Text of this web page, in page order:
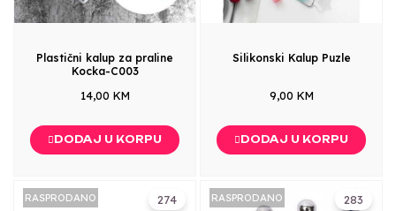
Plastični kalup za praline
Kocka-C003
14,00 KM
DODAJ U KORPU
Silikonski Kalup Puzle
9,00 KM
DODAJ U KORPU
274
RASPRODANO 283
RASPRODANO